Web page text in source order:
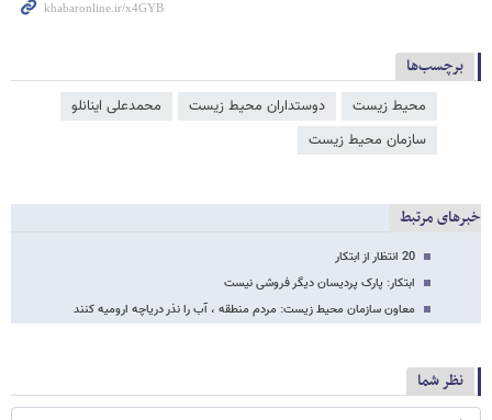
برچسب‌ها
محیط زیست دوستداران محیط زیست
محمدعلی اینانلو
سازمان محیط زیست
خبرهای مرتبط
20 انتظار از ابتکار
ابتکار: پارک پردیسان دیگر فروشی نیست
معاون سازمان محیط زیست: مردم منطقه ، آب را نذر دریاچه ارومیه کنند
نظر شما